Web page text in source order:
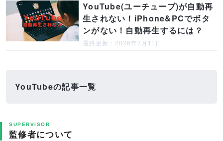
YouTube(ユーチューブ)が自動再
生されない！iPhone&PCでボタ
ンがない！自動再生するには？
最終更新：2026年7月11日
YouTubeの記事一覧
SUPERVISOR
監修者について